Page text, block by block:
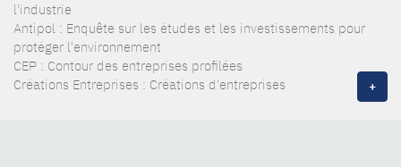
l'industrie
Antipol : Enquête sur les études et les investissements pour
protéger l'environnement
CEP : Contour des entreprises profilées
Créations Entreprises : Créations d'entreprises
+